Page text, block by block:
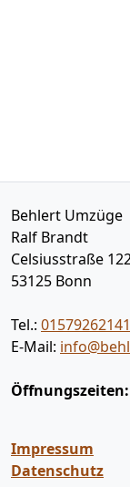
Behlert Umzüge
Ralf Brandt
Celsiusstraße
53125 Bonn
Tel.:
E-Mail:
Öffnungszeiten:
Impressum
Datenschutz